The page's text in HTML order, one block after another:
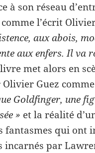
à son réseau
l’écrit
aux abois,
aux enfers. Il va
met alors en
Guez
Goldfinger, une
» et la réalité
fantasmes qui
incarnés par